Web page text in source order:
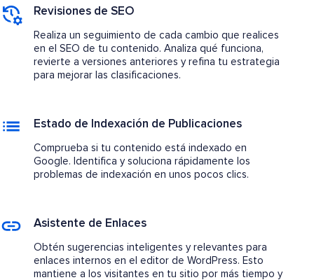
Revisiones de SEO
Realiza un seguimiento de cada cambio que realices
en el SEO de tu contenido. Analiza qué funciona,
revierte a versiones anteriores y refina tu estrategia
para mejorar las clasificaciones.
Estado de Indexación de Publicaciones
Comprueba si tu contenido está indexado en
Google. Identifica y soluciona rápidamente los
problemas de indexación en unos pocos clics.
Asistente de Enlaces
Obtén sugerencias inteligentes y relevantes para
enlaces internos en el editor de WordPress. Esto
mantiene a los visitantes en tu sitio por más tiempo y